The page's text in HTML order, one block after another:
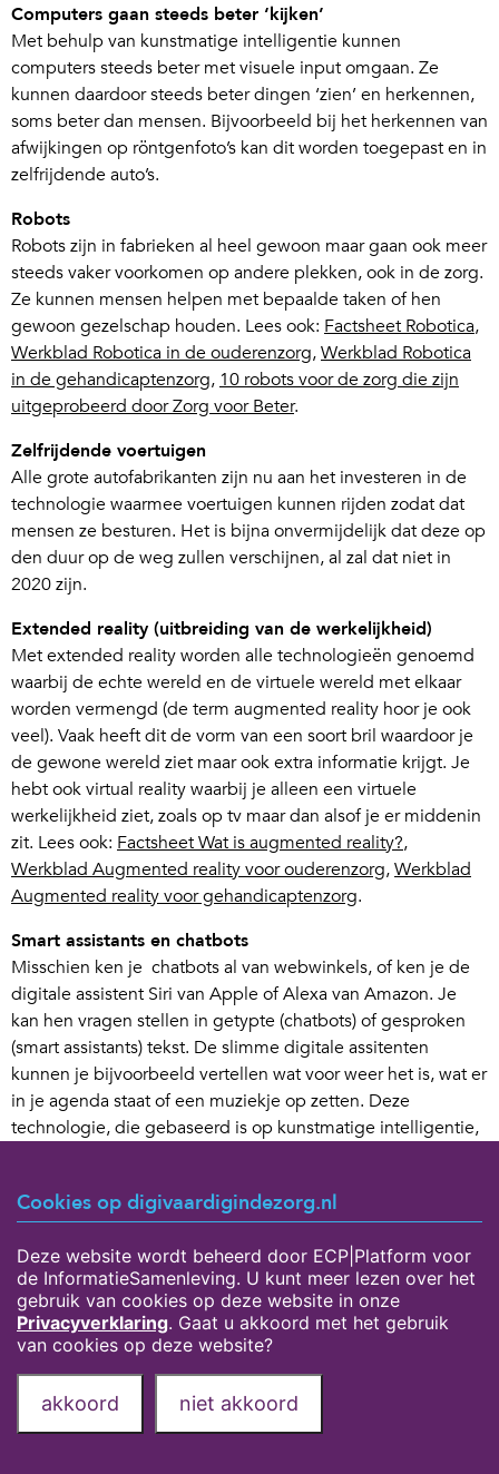
Computers gaan steeds beter ‘kijken’
Met behulp van kunstmatige intelligentie kunnen
computers steeds beter met visuele input omgaan. Ze
kunnen daardoor steeds beter dingen ‘zien’ en herkennen,
soms beter dan mensen. Bijvoorbeeld bij het herkennen van
afwijkingen op röntgenfoto’s kan dit worden toegepast en in
zelfrijdende auto’s.
Robots
Robots zijn in fabrieken al heel gewoon maar gaan ook meer
steeds vaker voorkomen op andere plekken, ook in de zorg.
Ze kunnen mensen helpen met bepaalde taken of hen
gewoon gezelschap houden. Lees ook: Factsheet Robotica,
Werkblad Robotica in de ouderenzorg,Werkblad Robotica
in de gehandicaptenzorg, 10 robots voor de zorg die zijn
uitgeprobeerd door Zorg voor Beter.
Zelfrijdende voertuigen
Alle grote autofabrikanten zijn nu aan het investeren in de
technologie waarmee voertuigen kunnen rijden zodat dat
mensen ze besturen. Het is bijna onvermijdelijk dat deze op
den duur op de weg zullen verschijnen, al zal dat niet in
2020 zijn.
Extended reality (uitbreiding van de werkelijkheid)
Met extended reality worden alle technologieën genoemd
waarbij de echte wereld en de virtuele wereld met elkaar
worden vermengd (de term augmented reality hoor je ook
veel). Vaak heeft dit de vorm van een soort bril waardoor je
de gewone wereld ziet maar ook extra informatie krijgt. Je
hebt ook virtual reality waarbij je alleen een virtuele
werkelijkheid ziet, zoals op tv maar dan alsof je er middenin
zit. Lees ook: Factsheet Wat is augmented reality?,
Werkblad Augmented reality voor ouderenzorg,Werkblad
Augmented reality voor gehandicaptenzorg.
Smart assistants en chatbots
Misschien ken je chatbots al van webwinkels, of ken je de
digitale assistent Siri van Apple of Alexa van Amazon. Je
kan hen vragen stellen in getypte (chatbots) of gesproken
(smart assistants) tekst. De slimme digitale assitenten
kunnen je bijvoorbeeld vertellen wat voor weer het is, wat er
in je agenda staat of een muziekje op zetten. Deze
technologie, die gebaseerd is op kunstmatige intelligentie,
Bron:LinkedIn
Privacyverklaring
Over deze website
Onze partners
Cookies op digivaardigindezorg.nl
Deze website wordt beheerd door ECP|Platform voor
de InformatieSamenleving. U kunt meer lezen over het
gebruik van cookies op deze website in onze
Privacyverklaring. Gaat u akkoord met het gebruik
van cookies op deze website?
akkoord niet akkoord